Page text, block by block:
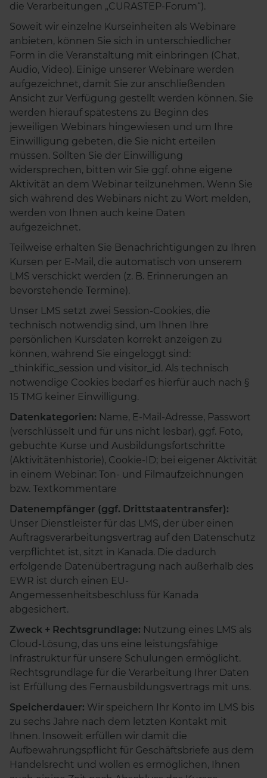
die Verarbeitungen „CURASTEP-Forum“).
Soweit wir einzelne Kurseinheiten als Webinare
anbieten, können Sie sich in unterschiedlicher
Form in die Veranstaltung mit einbringen (Chat,
Audio, Video). Einige unserer Webinare werden
aufgezeichnet, damit Sie zur anschließenden
Ansicht zur Verfügung gestellt werden können. Sie
werden hierauf spätestens zu Beginn des
jeweiligen Webinars hingewiesen und um Ihre
Einwilligung gebeten, die Sie nicht erteilen
müssen. Sollten Sie der Einwilligung
widersprechen, bitten wir Sie ggf. ohne eigene
Aktivität an dem Webinar teilzunehmen. Wenn Sie
sich während des Webinars nicht zu Wort melden,
werden von Ihnen auch keine Daten
aufgezeichnet.
Teilweise erhalten Sie Benachrichtigungen zu Ihren
Kursen per E-Mail, die automatisch von unserem
LMS verschickt werden (z. B. Erinnerungen an
bevorstehende Termine).
Unser LMS setzt zwei Session-Cookies, die
technisch notwendig sind, um Ihnen Ihre
persönlichen Kursdaten korrekt anzeigen zu
können, während Sie eingeloggt sind:
_thinkific_session und visitor_id. Als technisch
notwendige Cookies bedarf es hierfür auch nach §
15 TMG keiner Einwilligung.
Datenkategorien: Name, E-Mail-Adresse, Passwort
(verschlüsselt und für uns nicht lesbar), ggf. Foto,
gebuchte Kurse und Ausbildungsfortschritte
(Aktivitätenhistorie), Cookie-ID; bei eigener Aktivität
in einem Webinar: Ton- und Filmaufzeichnungen
bzw. Textkommentare
Datenempfänger (ggf. Drittstaatentransfer):
Unser Dienstleister für das LMS, der über einen
Auftragsverarbeitungsvertrag auf den Datenschutz
verpflichtet ist, sitzt in Kanada. Die dadurch
erfolgende Datenübertragung nach außerhalb des
EWR ist durch einen EU-
Angemessenheitsbeschluss für Kanada
abgesichert.
Zweck + Rechtsgrundlage: Nutzung eines LMS als
Cloud-Lösung, das uns eine leistungsfähige
Infrastruktur für unsere Schulungen ermöglicht.
Rechtsgrundlage für die Verarbeitung Ihrer Daten
ist Erfüllung des Fernausbildungsvertrags mit uns.
Speicherdauer: Wir speichern Ihr Konto im LMS bis
zu sechs Jahre nach dem letzten Kontakt mit
Ihnen. Insoweit erfüllen wir damit die
Aufbewahrungspflicht für Geschäftsbriefe aus dem
Handelsrecht und wollen es ermöglichen, Ihnen